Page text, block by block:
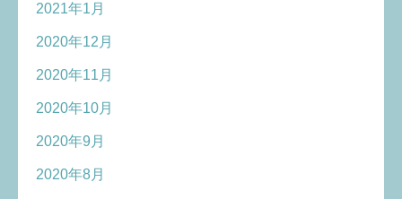
2021年1月
2020年12月
2020年11月
2020年10月
2020年9月
2020年8月